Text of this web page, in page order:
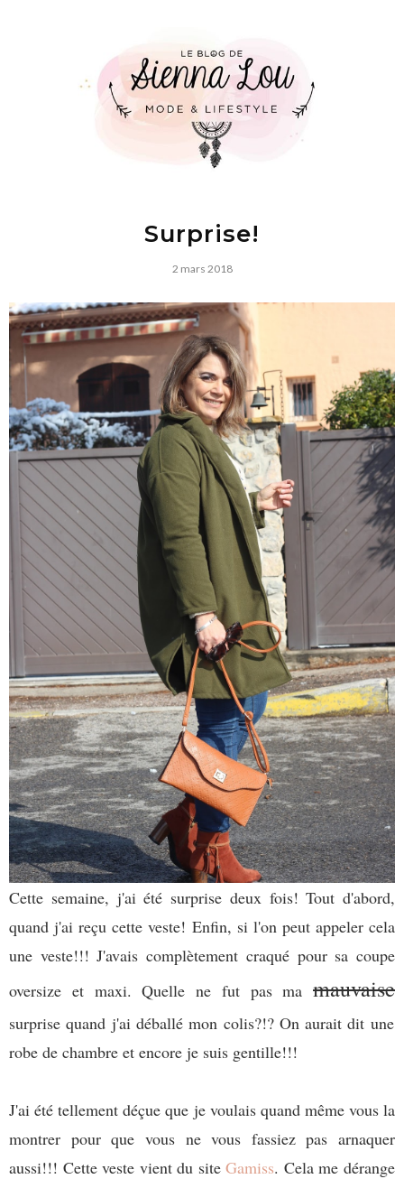
Surprise!
2 mars 2018
Cette semaine, j'ai été surprise deux fois! Tout d'abord,
quand j'ai reçu cette veste! Enfin, si l'on peut appeler cela
une veste!!! J'avais complètement craqué pour sa coupe
oversize et maxi. Quelle ne fut pas ma mauvaise
surprise quand j'ai déballé mon colis?!? On aurait dit une
robe de chambre et encore je suis gentille!!!
J'ai été tellement déçue que je voulais quand même vous la
montrer pour que vous ne vous fassiez pas arnaquer
aussi!!! Cette veste vient du siteGamiss. Cela me dérange